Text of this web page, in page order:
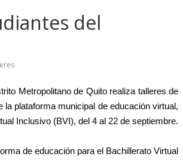
del
Metropolitano de Quito realiza talleres de
plataforma municipal de educación virtual,
Inclusivo (BVI), del 4 al 22 de septiembre.
de educación para el Bachillerato Virtual